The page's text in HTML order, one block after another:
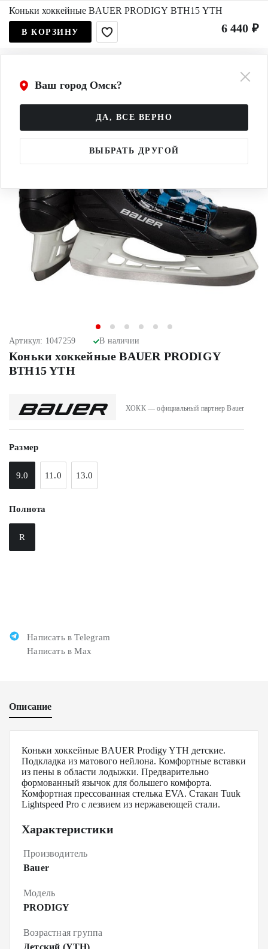
Ваш город Омск?
ДА, ВСЕ ВЕРНО
ВЫБРАТЬ ДРУГОЙ
Артикул: 1047259 В наличии
Коньки хоккейные BAUER PRODIGY
BTH15 YTH
ХОКК — официальный партнер Bauer
Размер
9.0 11.0 13.0
Полнота
R
Написать в Telegram
Написать в Max
Описание
Коньки хоккейные BAUER Prodigy YTH детские.
Подкладка из матового нейлона. Комфортные вставки
из пены в области лодыжки. Предварительно
формованный язычок для большего комфорта.
Комфортная прессованная стелька EVA. Стакан Tuuk
Lightspeed Pro с лезвием из нержавеющей стали.
Характеристики
Производитель
Bauer
Модель
PRODIGY
Возрастная группа
Детский (YTH)
Коньки хоккейные BAUER PRODIGY BTH15 YTH
6 440 ₽
В КОРЗИНУ